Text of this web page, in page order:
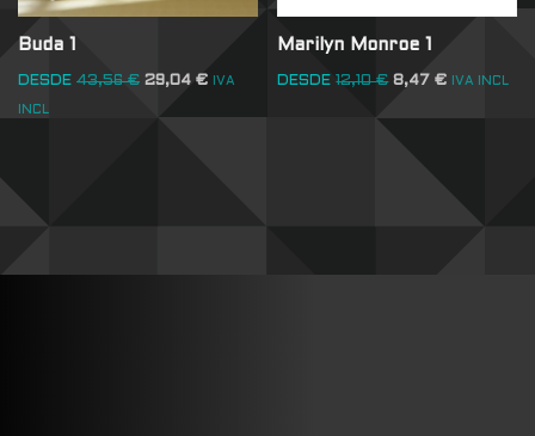
Buda 1
DESDE 43,56€ 29,04 € IVA
INCL
Marilyn Monroe 1
DESDE 12,10€ 8,47€ IVA INCL